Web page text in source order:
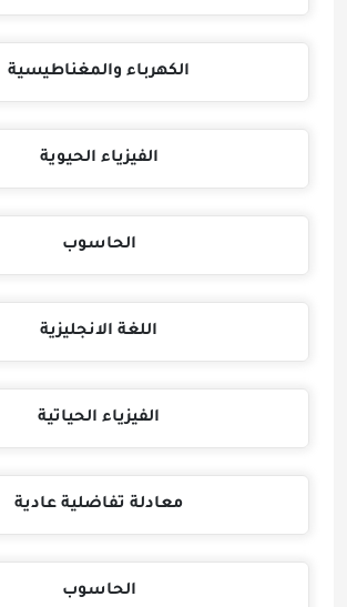
الكهرباء والمغناطيسية
الفيزياء الحيوية
الحاسوب
اللغة الانجليزية
الفيزياء الحياتية
معادلة تفاضلية عادية
الحاسوب